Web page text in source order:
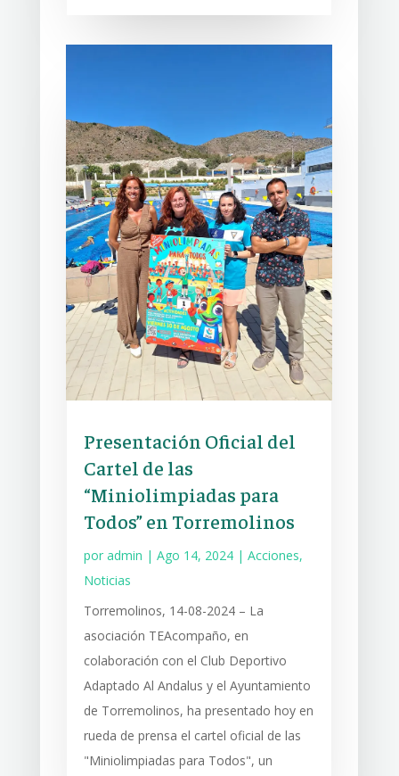
Presentación Oficial del
Cartel de las
“Miniolimpiadas para
Todos” en Torremolinos
por admin | Ago 14, 2024| Acciones,
Noticias
Torremolinos, 14-08-2024 – La
asociación TEAcompaño, en
colaboración con el Club Deportivo
Adaptado Al Andalus y el Ayuntamiento
de Torremolinos, ha presentado hoy en
rueda de prensa el cartel oficial de las
"Miniolimpiadas para Todos", un